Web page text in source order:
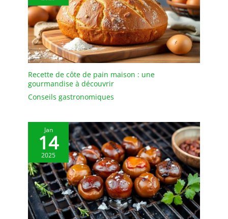
les tasses à thé en verre
peuvent être un excellent
cadeau pour les amis, la
famille, les amateurs de
verre et de café lors de
jours spéciaux comme
Thanksgiving, Noël, fête
de jardin d'hiver.
Excellent service : Les
et peuvent être
facilement
endommagées lors de l'.
Si vous constatez que les
tasses à thé en verre sont
endommagées ou
insatisfaites après
réception de la
marchandise, veuillez
Recette de côte de pain maison : une
gourmandise à découvrir
Conseils gastronomiques
Jan
14
2025